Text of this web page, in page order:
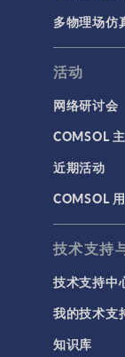
多物理场仿
活动
网络研讨会
COMSOL
近期活动
COMSOL
技术支持
技术支持中
我的技术支
知识库